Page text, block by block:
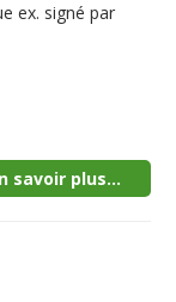
ex. signé par
savoir plus...